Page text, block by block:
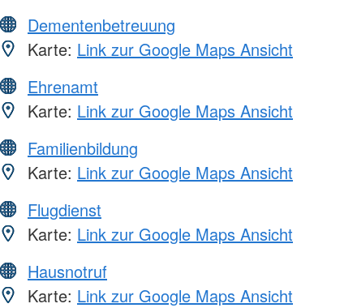
Dementenbetreuung
Karte: Link zur Google Maps Ansicht
Ehrenamt
Karte: Link zur Google Maps Ansicht
Familienbildung
Karte: Link zur Google Maps Ansicht
Flugdienst
Karte: Link zur Google Maps Ansicht
Hausnotruf
Karte: Link zur Google Maps Ansicht